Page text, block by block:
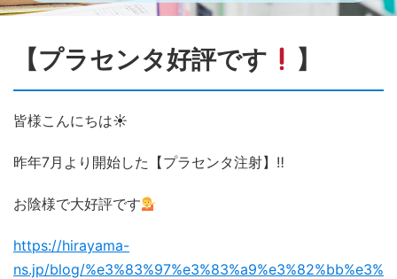
【プラセンタ好評です 】
皆様こんにちは☀
昨年7月より開始した【プラセンタ注射】‼
お陰様で大好評です
https://hirayama-
ns.jp/blog/%e3%83%97%e3%83%a9%e3%82%bb%e3%